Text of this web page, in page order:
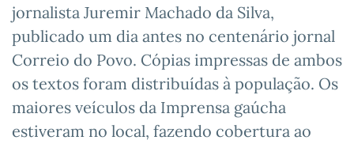
jornalista Juremir Machado da Silva,
publicado um dia antes no centenário jornal
Correio do Povo. Cópias impressas de ambos
os textos foram distribuídas à população. Os
maiores veículos da Imprensa gaúcha
estiveram no local, fazendo cobertura ao